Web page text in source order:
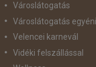
Városlátogatás
Városlátogatás
Velencei karnevál
Vidéki felszállással